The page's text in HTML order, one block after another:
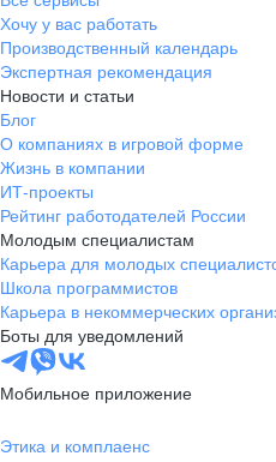
Хочу у вас работать
Производственный календарь
Экспертная рекомендация
Новости и статьи
Блог
О компаниях в игровой форме
Жизнь в компании
ИТ-проекты
Рейтинг работодателей России
Молодым специалистам
Карьера для молодых
Школа программистов
Карьера в некоммерческих
Боты для уведомлений
Мобильное приложение
Этика и комплаенс